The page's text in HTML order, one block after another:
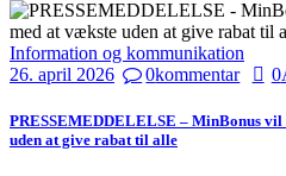
Information og kommunikation
26. april 2026
0kommentar 0
PRESSEMEDDELELSE – MinBonus
uden at give rabat til alle